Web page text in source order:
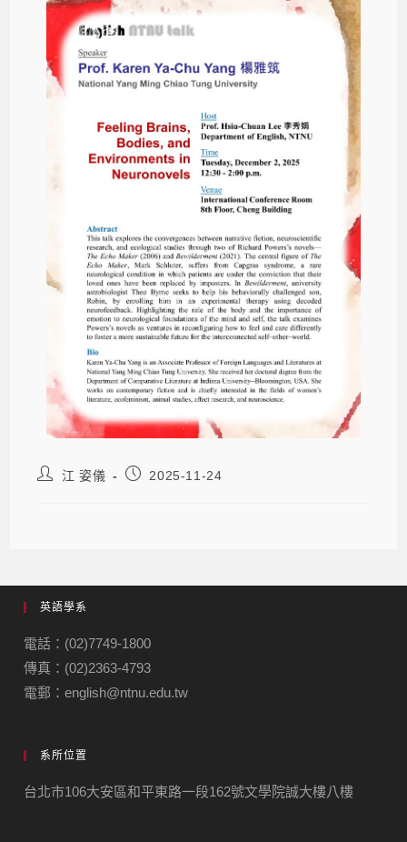
江 姿儀 2025-11-24
英語學系
電話：(02)7749-1800
傳真：(02)2363-4793
電郵：english@ntnu.edu.tw
系所位置
台北市106大安區和平東路一段162號文學院誠大樓八樓